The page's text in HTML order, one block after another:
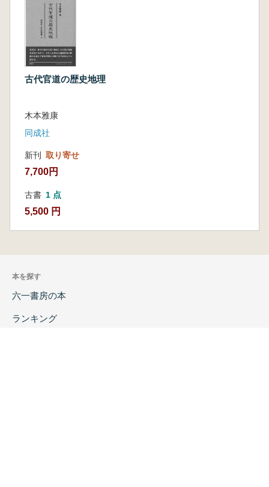
古代官道の歴史地理
木本雅康
同成社
新刊 取り寄せ
7,700円
古書 1 点
5,500 円
本を探す
六一書房の本
ランキング